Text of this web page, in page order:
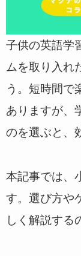
子供の英語学
ムを取り入れ
う。短時間で
ありますが、
のを選ぶと、
本記事では、
す。選び方や
しく解説する